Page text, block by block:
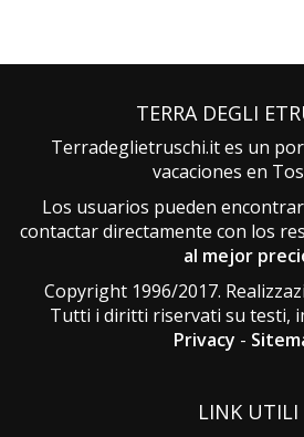
TERRA DEGLI
Terradeglietruschi.it es un
vacaciones en
Los usuarios pueden
contactar directamente con los
al mejor
Copyright 1996/2017.
Tutti i diritti riservati su testi,
Privacy -
LINK UTILI